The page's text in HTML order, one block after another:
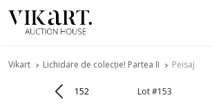
Vikart Lichidare de colecție! Partea II Peisaj
152 Lot #153